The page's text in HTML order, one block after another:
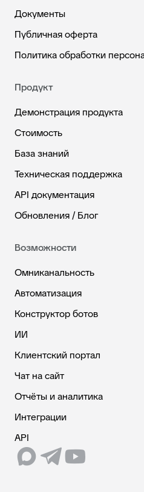
Документы
Публичная оферта
Политика обработки
Продукт
Демонстрация продукта
Стоимость
База знаний
Техническая поддержка
API документация
Обновления / Блог
Возможности
Омниканальность
Автоматизация
Конструктор ботов
ИИ
Клиентский портал
Чат на сайт
Отчёты и аналитика
Интеграции
API